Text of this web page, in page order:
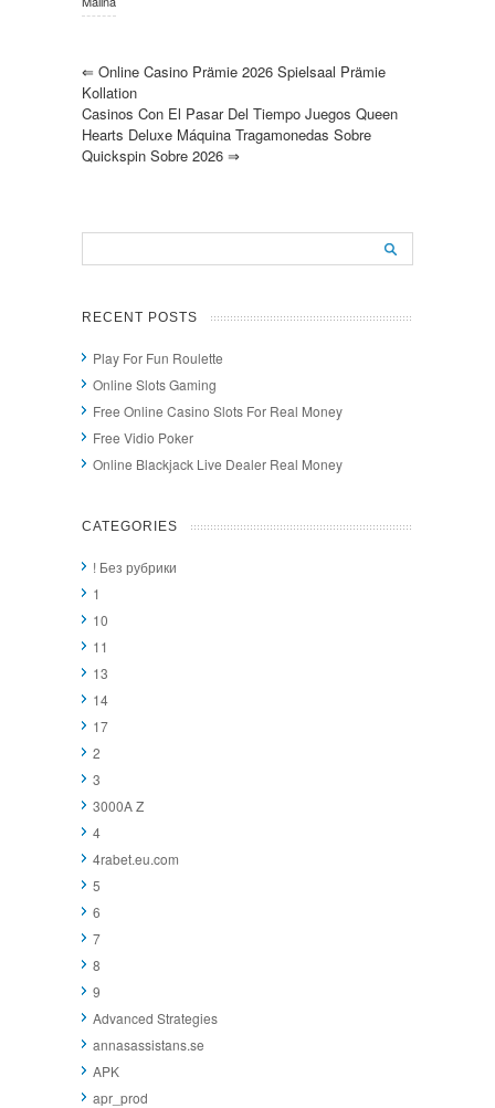
⇐ Online Casino Prämie 2026 Spielsaal Prämie
Kollation
Casinos Con El Pasar Del Tiempo Juegos Queen
Hearts Deluxe Máquina Tragamonedas Sobre
Quickspin Sobre 2026 ⇒
RECENT POSTS
Play For Fun Roulette
Online Slots Gaming
Free Online Casino Slots For Real Money
Free Vidio Poker
Online Blackjack Live Dealer Real Money
CATEGORIES
! Без рубрики
1
10
11
13
14
17
2
3
3000A Z
4
4rabet.eu.com
5
6
7
8
9
Advanced Strategies
annasassistans.se
APK
apr_prod